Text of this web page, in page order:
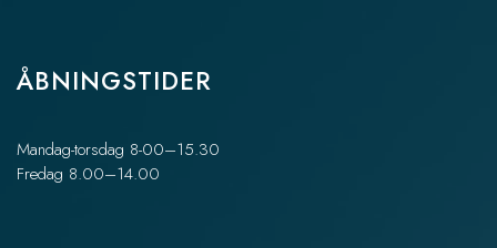
ÅBNINGSTIDER
Mandag-torsdag 8-00–15.30
Fredag 8.00–14.00